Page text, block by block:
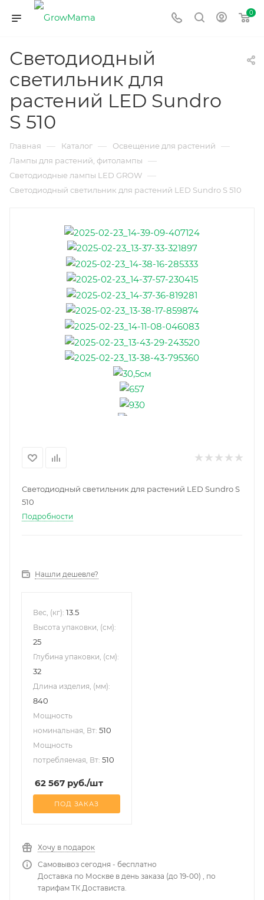
0
Светодиодный
светильник для
растений LED Sundro
S 510
Главная — Каталог — Освещение для растений —
Лампы для растений, фитолампы —
Светодиодные лампы LED GROW —
Светодиодный светильник для растений LED Sundro S 510
Светодиодный светильник для растений LED Sundro S
510
Подробности
Нашли дешевле?
Вес, (кг): 13.5
Высота упаковки, (см):
25
Глубина упаковки, (см):
32
Длина изделия, (мм):
840
Мощность
номинальная, Вт: 510
Мощность
потребляемая, Вт: 510
62 567 руб./шт
ПОД ЗАКАЗ
Хочу в подарок
Самовывоз сегодня - бесплатно
Доставка по Москве в день заказа (до 19-00) , по
тарифам ТК Достависта.